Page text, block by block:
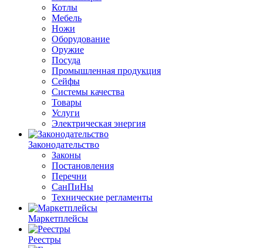
Котлы
Мебель
Ножи
Оборудование
Оружие
Посуда
Промышленная продукция
Сейфы
Системы качества
Товары
Услуги
Электрическая энергия
Законодательство
Законы
Постановления
Перечни
СанПиНы
Технические регламенты
Маркетплейсы
Реестры